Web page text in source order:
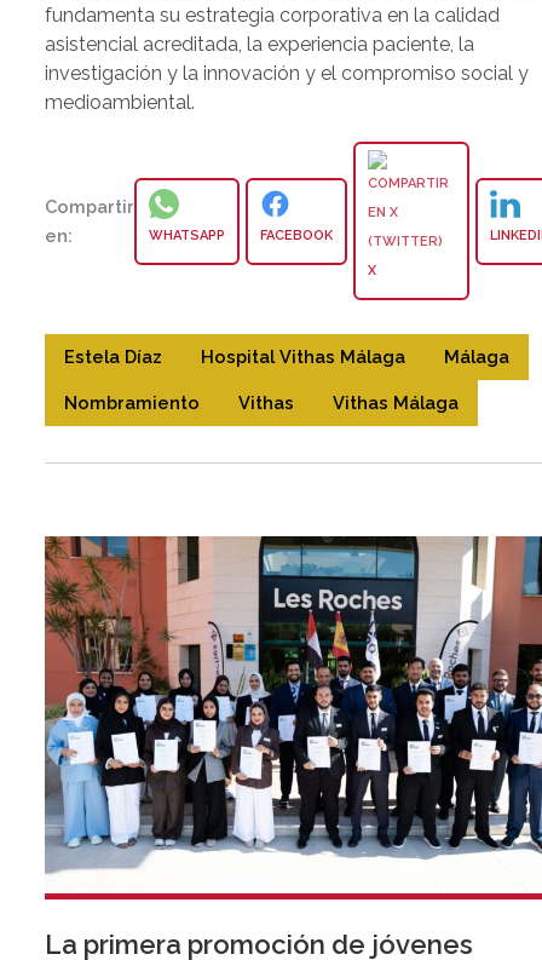
fundamenta su estrategia corporativa en la calidad
asistencial acreditada, la experiencia paciente, la
investigación y la innovación y el compromiso social y
medioambiental.
Compartir
en:
WHATSAPP FACEBOOK
X
Estela Díaz Hospital Vithas Málaga Málaga
Nombramiento Vithas Vithas Málaga
La primera promoción de jóvenes